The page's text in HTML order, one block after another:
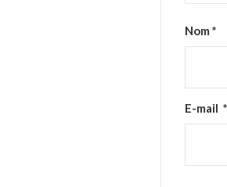
Nom *
E-mail *